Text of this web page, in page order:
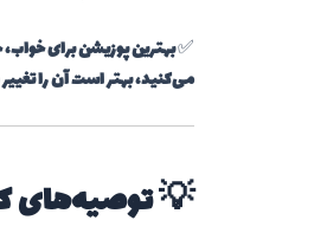
✅بهترین پوزیشن برای
می‌کنید، بهتر است آن را
💡 توصیه‌های